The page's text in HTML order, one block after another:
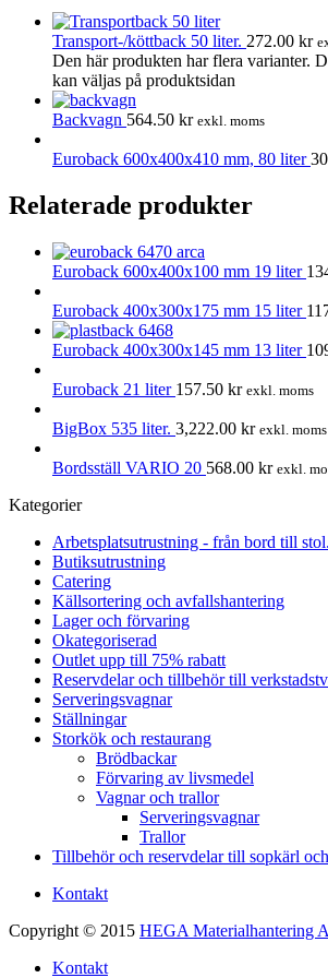
Transport-/köttback 50 liter. 272.00 kr
Den här produkten har flera varianter.
kan väljas på produktsidan
Backvagn 564.50 kr exkl. moms
Euroback 600x400x410 mm, 80 liter
Relaterade produkter
Euroback 600x400x100 mm 19 liter
Euroback 400x300x175 mm 15 liter
Euroback 400x300x145 mm 13 liter
Euroback 21 liter 157.50 kr exkl. moms
BigBox 535 liter. 3,222.00 kr exkl. moms
Bordsställ VARIO 20 568.00 kr exkl.
Kategorier
Arbetsplatsutrustning - från bord till stol.
Butiksutrustning
Catering
Källsortering och avfallshantering
Lager och förvaring
Okategoriserad
Outlet upp till 75% rabatt
Reservdelar och tillbehör till
Serveringsvagnar
Ställningar
Storkök och restaurang
Brödbackar
Förvaring av livsmedel
Vagnar och trallor
Serveringsvagnar
Trallor
Tillbehör och reservdelar till sopkärl
Kontakt
Copyright © 2015 HEGA Materialhantering
Kontakt